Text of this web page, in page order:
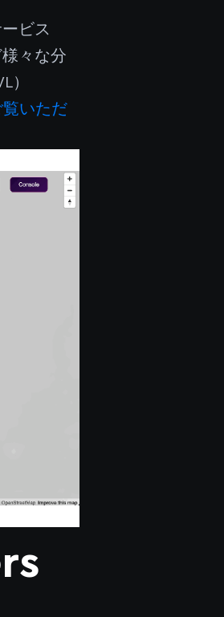
ビス
々な分
）
いただ